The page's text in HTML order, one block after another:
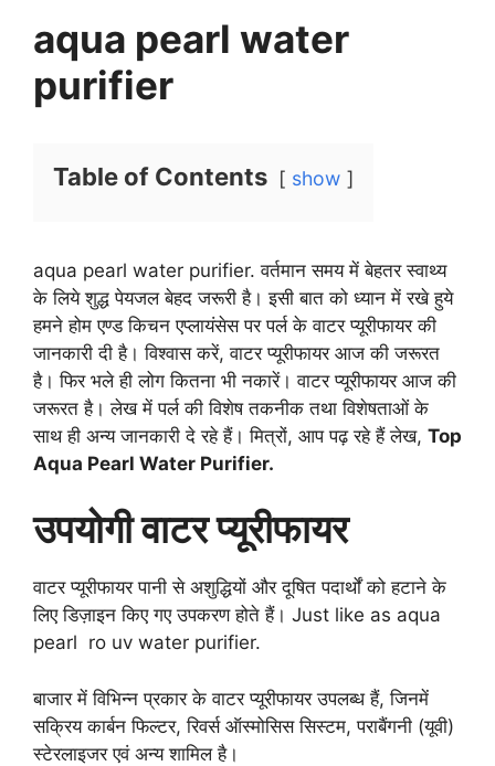
aqua pearl water
purifier
Table of Contents show
aqua pearl water purifier. वर्तमान समय में बेहतर स्वाथ्य
के लिये शुद्ध पेयजल बेहद जरूरी है। इसी बात को ध्यान में रखे हुये
हमने होम एण्ड किचन एप्लायंसेस पर पर्ल के वाटर प्यूरीफायर की
जानकारी दी है। विश्वास करें, वाटर प्यूरीफायर आज की जरूरत
है। फिर भले ही लोग कितना भी नकारें। वाटर प्यूरीफायर आज की
जरूरत है। लेख में पर्ल की विशेष तकनीक तथा विशेषताओं के
साथ ही अन्य जानकारी दे रहे हैं। मित्रों, आप पढ़ रहे हैं लेख, Top
Aqua Pearl Water Purifier.
उपयोगी वाटर प्यूरीफायर
वाटर प्यूरीफायर पानी से अशुद्धियों और दूषित पदार्थों को हटाने के
लिए डिज़ाइन किए गए उपकरण होते हैं। Just like as aqua
pearl ro uv water purifier.
बाजार में विभिन्न प्रकार के वाटर प्यूरीफायर उपलब्ध हैं, जिनमें
सक्रिय कार्बन फिल्टर, रिवर्स ऑस्मोसिस सिस्टम, पराबैंगनी (यूवी)
स्टेरलाइजर एवं अन्य शामिल है।